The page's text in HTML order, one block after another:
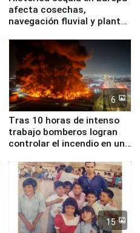
afecta cosechas,
navegación fluvial y plantas
6
Tras 10 horas de intenso
trabajo bomberos logran
controlar el incendio en una
de Chile
15